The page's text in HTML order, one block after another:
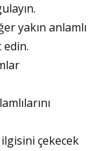
yakın anlamlı
edin.
çekecek